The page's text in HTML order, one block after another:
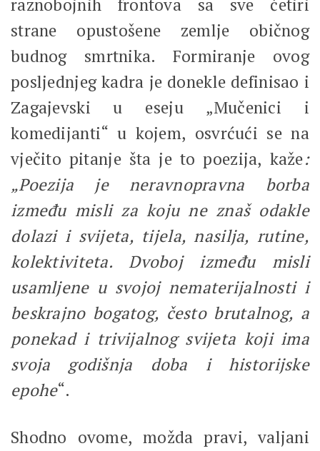
raznobojnih frontova sa sve četiri
strane opustošene zemlje običnog
budnog smrtnika. Formiranje ovog
posljednjeg kadra je donekle definisao i
Zagajevski u eseju „Mučenici i
komedijanti“ u kojem, osvrćući se na
vječito pitanje šta je to poezija, kaže:
„Poezija je neravnopravna borba
između misli za koju ne znaš odakle
dolazi i svijeta, tijela, nasilja, rutine,
kolektiviteta. Dvoboj između misli
usamljene u svojoj nematerijalnosti i
beskrajno bogatog, često brutalnog, a
ponekad i trivijalnog svijeta koji ima
svoja godišnja doba i historijske
epohe“.
Shodno ovome, možda pravi, valjani